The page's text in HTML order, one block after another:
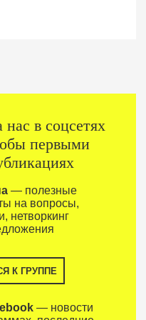
нас в соцсетях
первыми
— полезные
на вопросы,
нетворкинг
К ГРУППЕ
— новости